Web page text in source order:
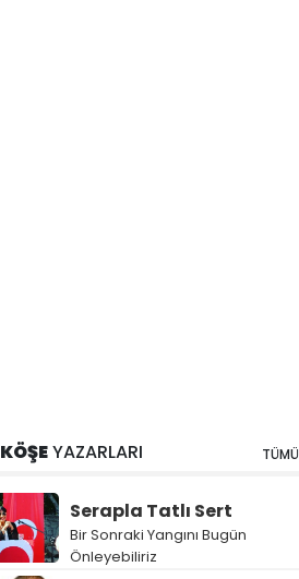
KÖŞEYAZARLARI TÜMÜ
Serapla Tatlı Sert
Bir Sonraki Yangını Bugün
Önleyebiliriz